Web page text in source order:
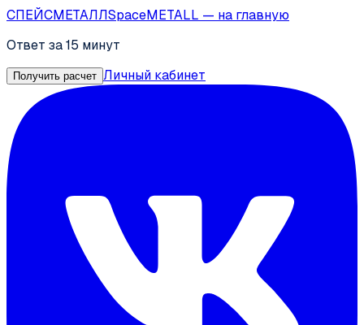
СПЕЙСМЕТАЛЛSpaceMETALL — на главную
Ответ за 15 минут
Получить расчет Личный кабинет